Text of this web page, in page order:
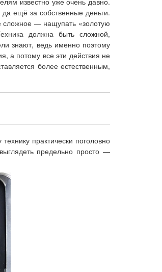
ещё за собственные деньги.
сложное — нащупать «золотую
должна быть сложной,
знают, ведь именно поэтому
а потому все эти действия не
более естественным,
практически поголовно
предельно просто —